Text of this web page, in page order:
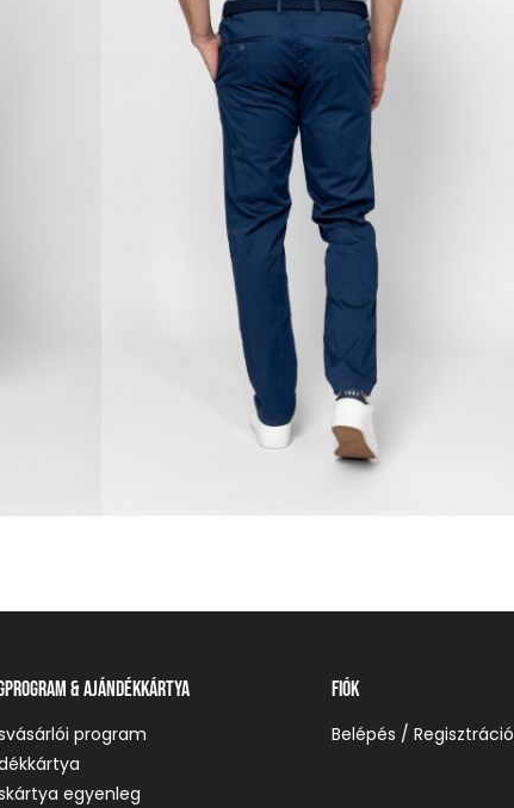
& Ajándékkártya
program
egyenleg
Fiók
Belépés / Regisztráció